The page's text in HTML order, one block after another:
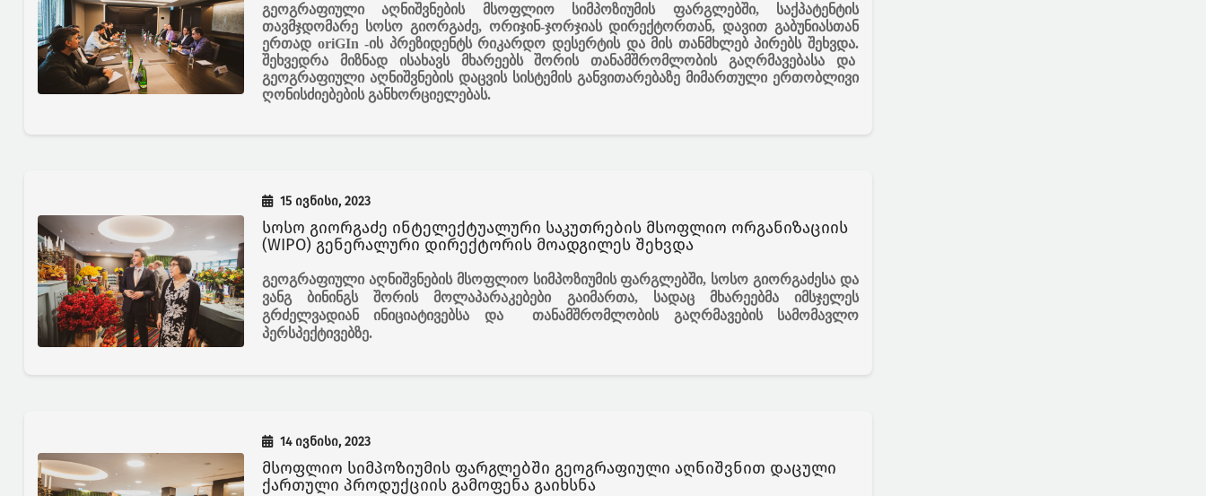
გეოგრაფიული აღნიშვნების მსოფლიო სიმპოზიუმის ფარგლებში, საქპატენტის
თავმჯდომარე სოსო გიორგაძე, ორიჯინ-ჯორჯიას დირექტორთან, დავით გაბუნიასთან
ერთად oriGIn -ის პრეზიდენტს რიკარდო დესერტის და მის თანმხლებ პირებს შეხვდა.
შეხვედრა
მიზნად ისახავს მხარეებს შორის თანამშრომლობის გაღრმავებასა
და
გეოგრაფიული აღნიშვნების დაცვის სისტემის განვითარებაზე მიმართული ერთობლივი
ღონისძიებების განხორციელებას.
15 ივნისი, 2023
სოსო გიორგაძე ინტელექტუალური საკუთრების მსოფლიო ორგანიზაციის
(WIPO) გენერალური დირექტორის მოადგილეს შეხვდა
გეოგრაფიული აღნიშვნების მსოფლიო სიმპოზიუმის ფარგლებში, სოსო გიორგაძესა და
ვანგ ბინინგს შორის მოლაპარაკებები გაიმართა, სადაც მხარეებმა იმსჯელეს
გრძელვადიან ინიციატივებსა და თანამშრომლობის გაღრმავების სამომავლო
პერსპექტივებზე.
14 ივნისი, 2023
მსოფლიო სიმპოზიუმის ფარგლებში გეოგრაფიული აღნიშვნით დაცული
ქართული პროდუქციის გამოფენა გაიხსნა